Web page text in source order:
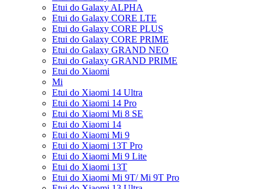
Etui do Galaxy ALPHA
Etui do Galaxy CORE LTE
Etui do Galaxy CORE PLUS
Etui do Galaxy CORE PRIME
Etui do Galaxy GRAND NEO
Etui do Galaxy GRAND PRIME
Etui do Xiaomi
Mi
Etui do Xiaomi 14 Ultra
Etui do Xiaomi 14 Pro
Etui do Xiaomi Mi 8 SE
Etui do Xiaomi 14
Etui do Xiaomi Mi 9
Etui do Xiaomi 13T Pro
Etui do Xiaomi Mi 9 Lite
Etui do Xiaomi 13T
Etui do Xiaomi Mi 9T/ Mi 9T Pro